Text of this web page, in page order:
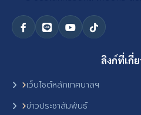
ลิงก์ที่เกี่
เว็บไซต์หลักเทศบาลฯ
ข่าวประชาสัมพันธ์